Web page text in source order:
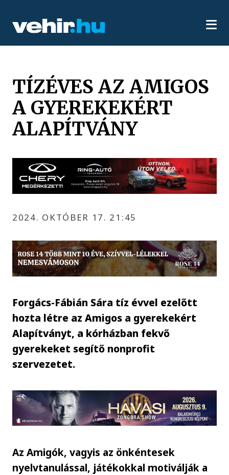
TÍZÉVES AZ AMIGOS
A GYEREKEKÉRT
ALAPÍTVÁNY
2024. OKTÓBER 17. 21:45
Forgács-Fábián Sára tíz évvel ezelőtt
hozta létre az Amigos a gyerekekért
Alapítványt, a kórházban fekvő
gyerekeket segítő nonprofit
szervezetet.
Az Amigók, vagyis az önkéntesek
nyelvtanulással, játékokkal motiválják a